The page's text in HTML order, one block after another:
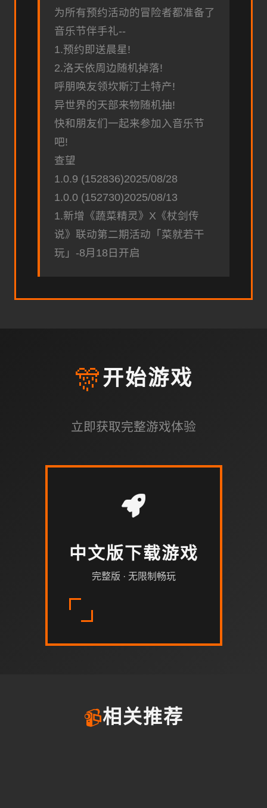
为所有预约活动的冒险者都准备了
音乐节伴手礼--
1.预约即送晨星!
2.洛天依周边随机掉落!
呼朋唤友领坎斯汀土特产!
异世界的天部来物随机抽!
快和朋友们一起来参加入音乐节
吧!
查望
1.0.9 (152836)2025/08/28
1.0.0 (152730)2025/08/13
1.新增《蔬菜精灵》X《杖剑传
说》联动第二期活动「菜就若干
玩」-8月18日开启
🎊开始游戏
立即获取完整游戏体验
中文版下载游戏
完整版 · 无限制畅玩
📹相关推荐